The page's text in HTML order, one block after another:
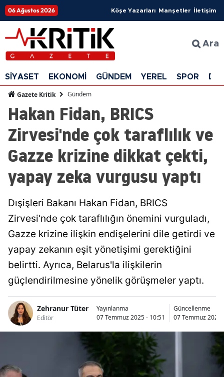
06 Ağustos 2026 Köşe Yazarları Manşetler İletişim
Ara
SİYASET EKONOMİ GÜNDEM YEREL SPOR
Gazete Kritik Gündem
Hakan Fidan, BRICS
Zirvesi'nde çok taraflılık ve
Gazze krizine dikkat çekti,
yapay zeka vurgusu yaptı
Dışişleri Bakanı Hakan Fidan, BRICS
Zirvesi'nde çok taraflılığın önemini vurguladı,
Gazze krizine ilişkin endişelerini dile getirdi ve
yapay zekanın eşit yönetişimi gerektiğini
belirtti. Ayrıca, Belarus'la ilişkilerin
güçlendirilmesine yönelik görüşmeler yaptı.
Zehranur Tüter
Editör
Yayınlanma
07 Temmuz 2025 - 10:51
Güncellenme
07 Temmuz 2025